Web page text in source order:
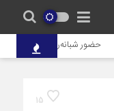
حضور شبانه‌روزی کارکنان
15